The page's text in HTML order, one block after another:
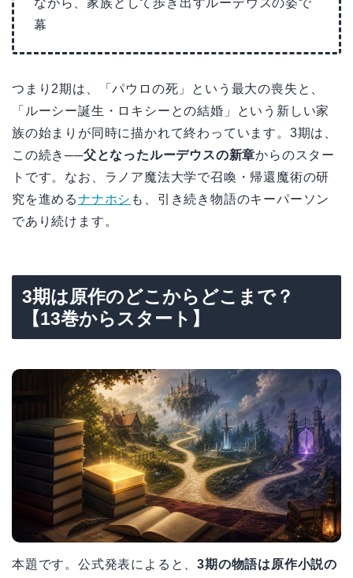
ながら、家族として歩き出すルーデウスの姿で
幕
つまり2期は、「パウロの死」という最大の喪失と、
「ルーシー誕生・ロキシーとの結婚」という新しい家
族の始まりが同時に描かれて終わっています。3期は、
この続き──父となったルーデウスの新章からのスター
トです。なお、ラノア魔法大学で召喚・帰還魔術の研
究を進めるナナホシ も、引き続き物語のキーパーソン
であり続けます。
3期は原作のどこからどこまで？
【13巻からスタート】
本題です。公式発表によると、3期の物語は原作小説の